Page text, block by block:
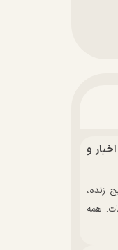
اخبار و
همراه نتایج زنده،
همه